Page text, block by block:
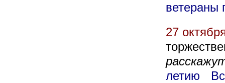
ветераны
27
летию